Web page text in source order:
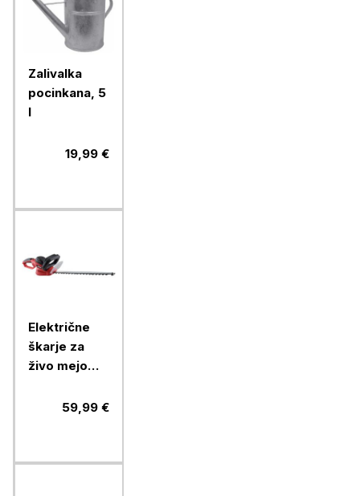
Zalivalka
pocinkana, 5
l
19,99 €
Električne
škarje za
živo mejo
895238,59,99 €